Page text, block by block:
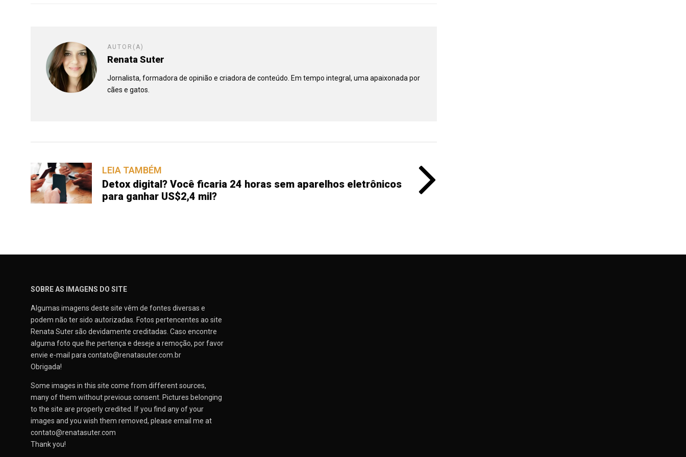
AUTOR(A)
Renata Suter
Jornalista, formadora de opinião e criadora de conteúdo. Em tempo integral, uma apaixonada por
cães e gatos.
LEIA TAMBÉM
Detox digital? Você ficaria 24 horas sem aparelhos eletrônicos
para ganhar US$2,4 mil?
SOBRE AS IMAGENS DO SITE
Algumas imagens deste site vêm de fontes diversas e
podem não ter sido autorizadas. Fotos pertencentes ao site
Renata Suter são devidamente creditadas. Caso encontre
alguma foto que lhe pertença e deseje a remoção, por favor
envie e-mail para contato@renatasuter.com.br
Obrigada!
Some images in this site come from different sources,
many of them without previous consent. Pictures belonging
to the site are properly credited. If you find any of your
images and you wish them removed, please email me at
contato@renatasuter.com
Thank you!